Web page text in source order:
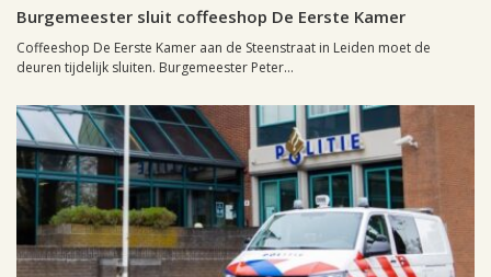
Burgemeester sluit coffeeshop De Eerste Kamer
Coffeeshop De Eerste Kamer aan de Steenstraat in Leiden moet de
deuren tijdelijk sluiten. Burgemeester Peter...